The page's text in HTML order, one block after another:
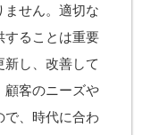
ません。適切な
することは重要
新し、改善して
顧客のニーズや
で、時代に合わ